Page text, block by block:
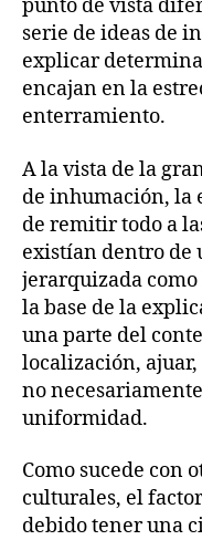
punto de vista
serie de ideas de
explicar
encajan en la
enterramiento.
A la vista de la
de inhumación, la
de remitir todo a
existían dentro de
jerarquizada como
la base de la
una parte del
localización,
no
uniformidad.
Como sucede con
culturales, el
debido tener una